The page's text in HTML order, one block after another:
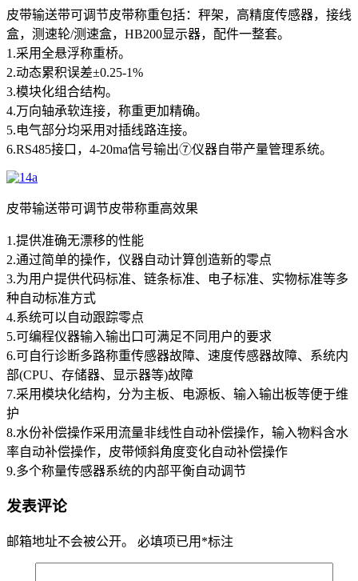
皮带输送带可调节皮带称重包括：秤架，高精度传感器，接线
盒，测速轮/测速盒，HB200显示器，配件一整套。
1.采用全悬浮称重桥。
2.动态累积误差±0.25-1%
3.模块化组合结构。
4.万向轴承软连接，称重更加精确。
5.电气部分均采用对插线路连接。
6.RS485接口，4-20ma信号输出⑦仪器自带产量管理系统。
皮带输送带可调节皮带称重高效果
1.提供准确无漂移的性能
2.通过简单的操作，仪器自动计算创造新的零点
3.为用户提供代码标准、链条标准、电子标准、实物标准等多
种自动标准方式
4.系统可以自动跟踪零点
5.可编程仪器输入输出口可满足不同用户的要求
6.可自行诊断多路称重传感器故障、速度传感器故障、系统内
部(CPU、存储器、显示器等)故障
7.采用模块化结构，分为主板、电源板、输入输出板等便于维
护
8.水份补偿操作采用流量非线性自动补偿操作，输入物料含水
率自动补偿操作，皮带倾斜角度变化自动补偿操作
9.多个称量传感器系统的内部平衡自动调节
发表评论
邮箱地址不会被公开。 必填项已用 *标注